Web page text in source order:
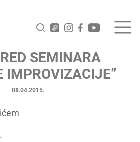
SEMINARA
IMPROVIZACIJE”
08.04.2015.